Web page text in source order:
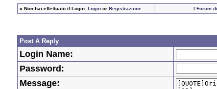
» Non hai effettuato il Login. Login or Registrazione I Forum
Post A Reply
Login Name:
Password:
Message: